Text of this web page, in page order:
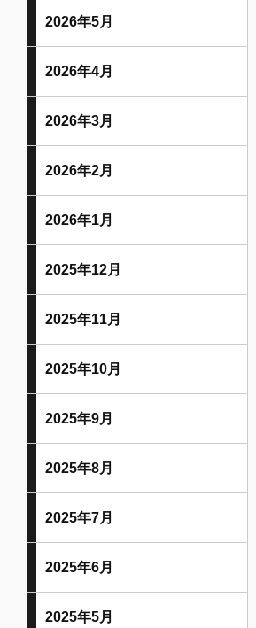
2026年5月
2026年4月
2026年3月
2026年2月
2026年1月
2025年12月
2025年11月
2025年10月
2025年9月
2025年8月
2025年7月
2025年6月
2025年5月